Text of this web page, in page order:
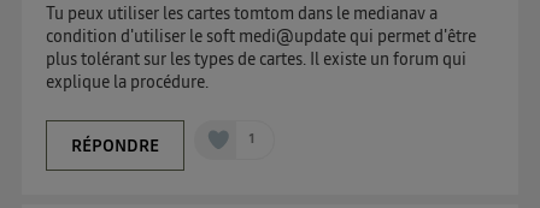
Tu peux utiliser les cartes tomtom dans le medianav a
condition d'utiliser le soft medi@update qui permet d'être
plus tolérant sur les types de cartes. Il existe un forum qui
explique la procédure.
RÉPONDRE 1